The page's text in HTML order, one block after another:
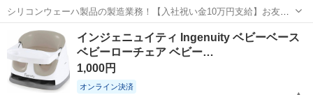
シリコンウェーハ製品の製造業務！【入社祝い金10万円支給】お友達
やカップルとの応募OK◎年間休日129日＆休出なしでプライベート充
実♪業務はクリーンルームで快適作業◎自社正社員登用制度あり★1食
300円～の格安食堂あり！《佐...
佐賀 伊万里市 その他
インジェニュイティ Ingenuity ベビーベース
ベビーローチェア ベビー…
1,000円
オンライン決済